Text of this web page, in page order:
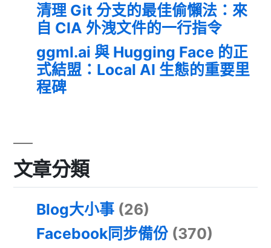
清理 Git 分支的最佳偷懶法：來
自 CIA 外洩文件的一行指令
ggml.ai 與 Hugging Face 的正
式結盟：Local AI 生態的重要里
程碑
文章分類
Blog大小事 (26)
Facebook同步備份 (370)